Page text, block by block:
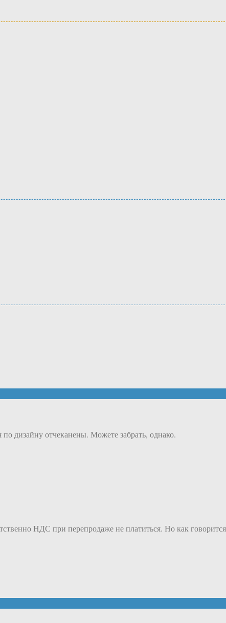
дизайну отчеканены. Можете забрать, однако.
НДС при перепродаже не платиться. Но как говорится